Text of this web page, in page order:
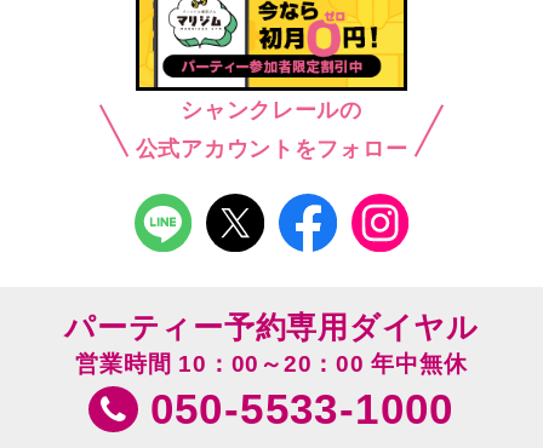
シャンクレールの
公式アカウントをフォロー
パーティー予約専用ダイヤル
営業時間 10：00～20：00 年中無休
050-5533-1000